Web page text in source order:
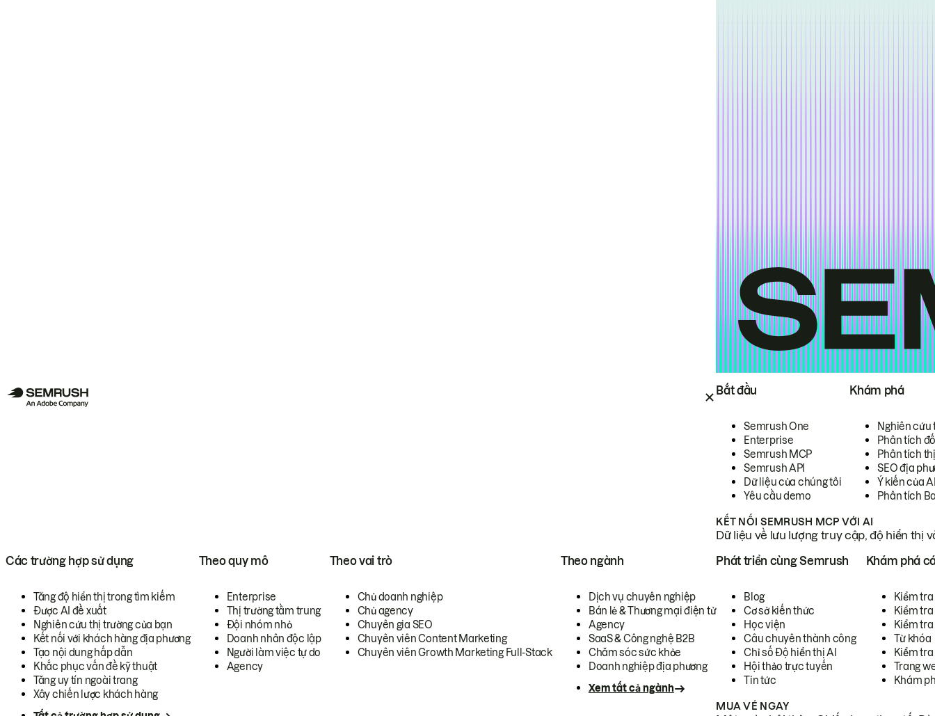
Bắt đầu
Semrush One
Enterprise
Semrush MCP
Semrush API
Dữ liệu của chúng tôi
Yêu cầu demo
Khám phá
Nghiên cứu
Phân tích
Phân tích
SEO địa
Ý kiến của
Phân tích
KẾT NỐI SEMRUSH MCP VỚI AI
Dữ liệu về lưu lượng truy cập, độ hiển thị
Các trường hợp sử dụng
Tăng độ hiển thị trong tìm kiếm
Được AI đề xuất
Nghiên cứu thị trường của bạn
Kết nối với khách hàng địa phương
Tạo nội dung hấp dẫn
Khắc phục vấn đề kỹ thuật
Tăng uy tín ngoài trang
Xây chiến lược khách hàng
Theo quy mô
Enterprise
Thị trường tầm trung
Đội nhóm nhỏ
Doanh nhân độc lập
Người làm việc tự do
Agency
Theo vai trò
Chủ doanh nghiệp
Chủ agency
Chuyên gia SEO
Chuyên viên Content Marketing
Chuyên viên Growth Marketing Full-Stack
Theo ngành
Dịch vụ chuyên nghiệp
Bán lẻ & Thương mại điện tử
Agency
SaaS & Công nghệ B2B
Chăm sóc sức khỏe
Doanh nghiệp địa phương
Xem tất cả ngành
Phát triển cùng Semrush
Blog
Cơ sở kiến thức
Học viện
Câu chuyên thành công
Chỉ số Độ hiển thị AI
Hội thảo trực tuyến
Tin tức
Khám phá
Kiểm
Kiểm tra
Kiểm
Từ khóa
Kiểm
Trang
Khám
MUA VÉ NGAY